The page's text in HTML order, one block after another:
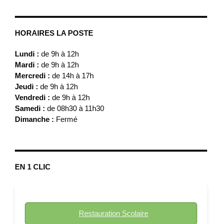
HORAIRES LA POSTE
Lundi : de 9h à 12h
Mardi : de 9h à 12h
Mercredi : de 14h à 17h
Jeudi : de 9h à 12h
Vendredi : de 9h à 12h
Samedi : de 08h30 à 11h30
Dimanche : Fermé
EN 1 CLIC
Restauration Scolaire